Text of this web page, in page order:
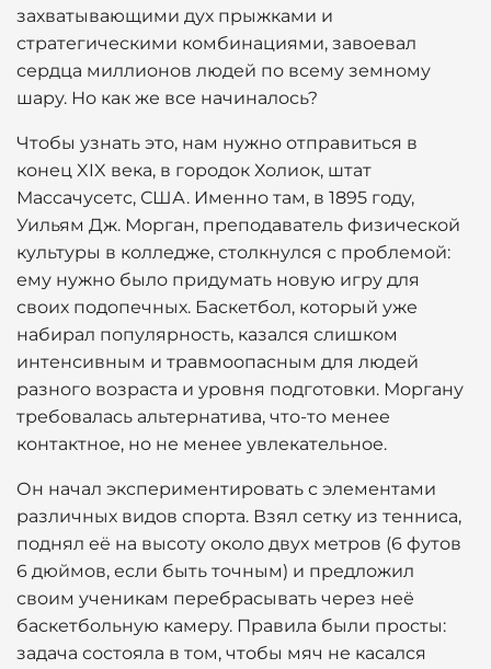
захватывающими дух прыжками и
стратегическими комбинациями, завоевал
сердца миллионов людей по всему земному
шару. Но как же все начиналось?
Чтобы узнать это, нам нужно отправиться в
конец XIX века, в городок Холиок, штат
Массачусетс, США. Именно там, в 1895 году,
Уильям Дж. Морган, преподаватель физической
культуры в колледже, столкнулся с проблемой:
ему нужно было придумать новую игру для
своих подопечных. Баскетбол, который уже
набирал популярность, казался слишком
интенсивным и травмоопасным для людей
разного возраста и уровня подготовки. Моргану
требовалась альтернатива, что-то менее
контактное, но не менее увлекательное.
Он начал экспериментировать с элементами
различных видов спорта. Взял сетку из тенниса,
поднял её на высоту около двух метров (6 футов
6 дюймов, если быть точным) и предложил
своим ученикам перебрасывать через неё
баскетбольную камеру. Правила были просты:
задача состояла в том, чтобы мяч не касался